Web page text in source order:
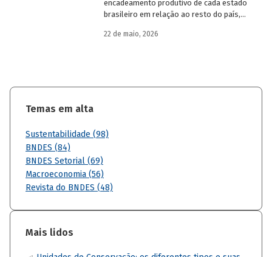
encadeamento produtivo de cada estado
brasileiro em relação ao resto do país,
quanto o estímulo a um estado ou setor
22 de maio, 2026
Temas em alta
Sustentabilidade (98)
BNDES (84)
BNDES Setorial (69)
Macroeconomia (56)
Revista do BNDES (48)
Mais lidos